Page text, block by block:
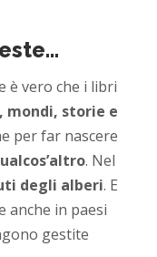
è vero che i libri
mondi, storie e
per far nascere
. Nel
degli alberi. E
anche in paesi
gestite